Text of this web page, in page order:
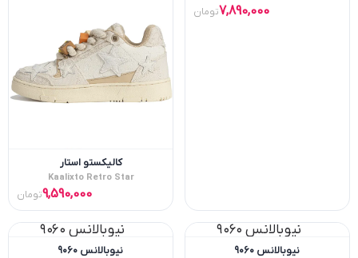
7,890,000تومان
کالیکستو استار
Kaalixto Retro Star
9,590,000تومان
نیوبالانس ۹۰۶۰ نیوبالانس ۹۰۶۰